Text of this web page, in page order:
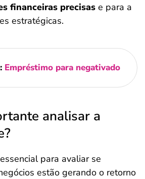
financeiras precisas e para a
estratégicas.
Empréstimo para negativado
analisar a
para avaliar se
estão gerando o retorno